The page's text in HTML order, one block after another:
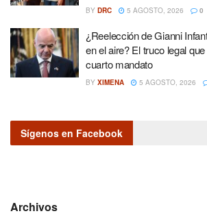
BY DRC 5 AGOSTO, 2026 0
¿Reelección de Gianni
en el aire? El truco legal
cuarto mandato
BY XIMENA 5 AGOSTO, 2026
Sígenos en Facebook
Archivos